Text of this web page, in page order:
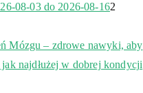
08-03 do 2026-08-162
Mózgu – zdrowe nawyki, aby
najdłużej w dobrej kondycji